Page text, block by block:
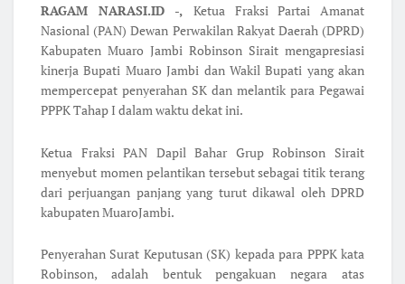
RAGAM NARASI.ID -, Ketua Fraksi Partai Amanat
Nasional (PAN) Dewan Perwakilan Rakyat Daerah (DPRD)
Kabupaten Muaro Jambi Robinson Sirait mengapresiasi
kinerja Bupati Muaro Jambi dan Wakil Bupati yang akan
mempercepat penyerahan SK dan melantik para Pegawai
PPPK Tahap I dalam waktu dekat ini.
Ketua Fraksi PAN Dapil Bahar Grup Robinson Sirait
menyebut momen pelantikan tersebut sebagai titik terang
dari perjuangan panjang yang turut dikawal oleh DPRD
kabupaten MuaroJambi.
Penyerahan Surat Keputusan (SK) kepada para PPPK kata
Robinson, adalah bentuk pengakuan negara atas